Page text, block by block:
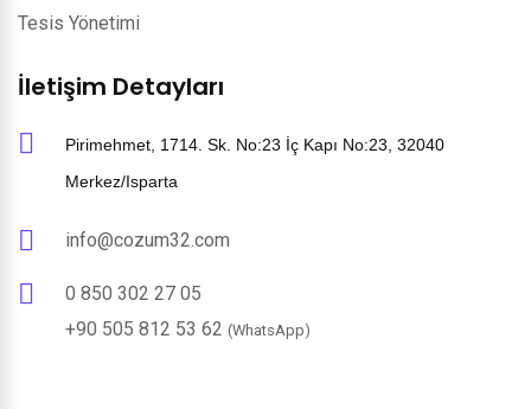
Tesis Yönetimi
İletişim Detayları
Pirimehmet, 1714. Sk. No:23 İç Kapı No:23, 32040
Merkez/Isparta
info@cozum32.com
0 850 302 27 05
+90 505 812 53 62 (WhatsApp)